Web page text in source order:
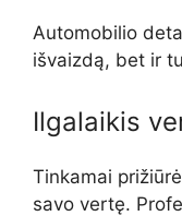
Automobilio
išvaizdą, bet ir
Ilgalaikis
Tinkamai
savo vertę.